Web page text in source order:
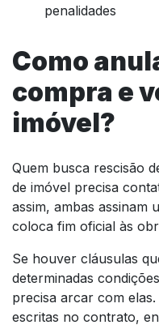
penalidades
Como
compra e
imóvel?
Quem busca rescisão
de imóvel precisa
assim, ambas assinam
coloca fim oficial às
Se houver cláusulas
determinadas
precisa arcar com
escritas no contrato,